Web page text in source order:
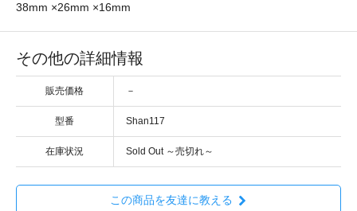
38mm ×26mm ×16mm
その他の詳細情報
販売価格 －
型番 Shan117
在庫状況 Sold Out ～売切れ～
この商品を友達に教える